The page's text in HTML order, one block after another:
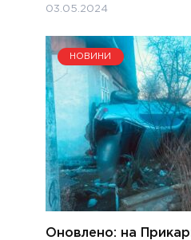
03.05.2024
НОВИНИ
Оновлено: на